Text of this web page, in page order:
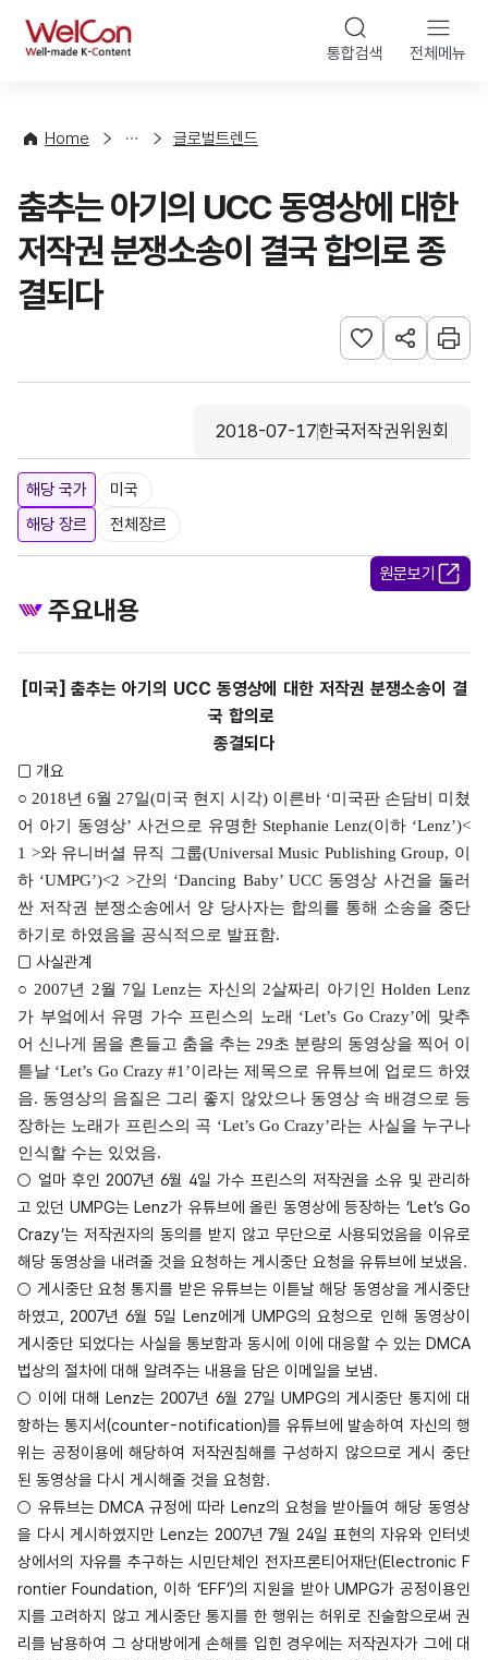
WelCon 통합검색 전체메뉴
Home
향
계
글로벌트렌드
춤추는 아기의 UCC 동영상에 대한
저작권 분쟁소송이 결국 합의로 종
결되다
관심사 등록하기
URL 공유하
인쇄
등록일
2018-07-17
수집기관
한국저작권위원회
해당 국가
미국
해당 장르
전체장르
원문보기
주요내용
[미국] 춤추는 아기의 UCC 동영상에 대한 저작권 분쟁소송이 결
국 합의로
종결되다
□ 개요
○ 2018년 6월 27일(미국 현지 시각) 이른바 ‘미국판 손담비 미쳤
어 아기 동영상’ 사건으로 유명한 Stephanie Lenz(이하 ‘Lenz’)<
1 >와 유니버셜 뮤직 그룹(Universal Music Publishing Group, 이
하 ‘UMPG’)<2 >간의 ‘Dancing Baby’ UCC 동영상 사건을 둘러
싼 저작권 분쟁소송에서 양 당사자는 합의를 통해 소송을 중단
하기로 하였음을 공식적으로 발표함.
□ 사실관계
○ 2007년 2월 7일 Lenz는 자신의 2살짜리 아기인 Holden Lenz
가 부엌에서 유명 가수 프린스의 노래 ‘Let’s Go Crazy’에 맞추
어 신나게 몸을 흔들고 춤을 추는 29초 분량의 동영상을 찍어 이
튿날 ‘Let’s Go Crazy #1’이라는 제목으로 유튜브에 업로드 하였
음. 동영상의 음질은 그리 좋지 않았으나 동영상 속 배경으로 등
장하는 노래가 프린스의 곡 ‘Let’s Go Crazy’라는 사실을 누구나
인식할 수는 있었음.
○ 얼마 후인 2007년 6월 4일 가수 프린스의 저작권을 소유 및 관리하
고 있던 UMPG는 Lenz가 유튜브에 올린 동영상에 등장하는 ‘Let’s Go
Crazy’는 저작권자의 동의를 받지 않고 무단으로 사용되었음을 이유로
해당 동영상을 내려줄 것을 요청하는 게시중단 요청을 유튜브에 보냈음.
○ 게시중단 요청 통지를 받은 유튜브는 이튿날 해당 동영상을 게시중단
하였고, 2007년 6월 5일 Lenz에게 UMPG의 요청으로 인해 동영상이
게시중단 되었다는 사실을 통보함과 동시에 이에 대응할 수 있는 DMCA
법상의 절차에 대해 알려주는 내용을 담은 이메일을 보냄.
○ 이에 대해 Lenz는 2007년 6월 27일 UMPG의 게시중단 통지에 대
항하는 통지서(counter-notification)를 유튜브에 발송하여 자신의 행
위는 공정이용에 해당하여 저작권침해를 구성하지 않으므로 게시 중단
된 동영상을 다시 게시해줄 것을 요청함.
○ 유튜브는 DMCA 규정에 따라 Lenz의 요청을 받아들여 해당 동영상
을 다시 게시하였지만 Lenz는 2007년 7월 24일 표현의 자유와 인터넷
상에서의 자유를 추구하는 시민단체인 전자프론티어재단(Electronic F
rontier Foundation, 이하 ‘EFF’)의 지원을 받아 UMPG가 공정이용인
지를 고려하지 않고 게시중단 통지를 한 행위는 허위로 진술함으로써 권
리를 남용하여 그 상대방에게 손해를 입힌 경우에는 저작권자가 그에 대